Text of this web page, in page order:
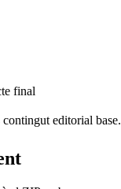
final
editorial base.